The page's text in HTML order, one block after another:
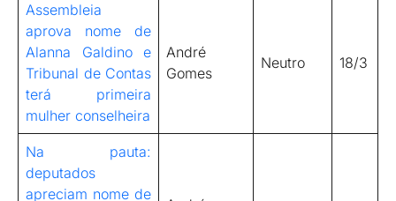
Assembleia
aprova nome de
Alanna Galdino e
Tribunal de Contas
terá primeira
mulher conselheira
André
Gomes
Neutro 18/3
Na pauta:
deputados
apreciam nome de